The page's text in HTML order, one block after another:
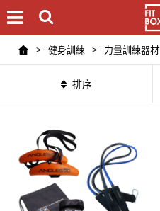
> 健身訓練 > 力量訓練器材
排序